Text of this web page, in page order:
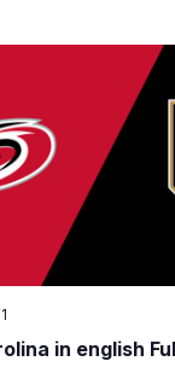
in english